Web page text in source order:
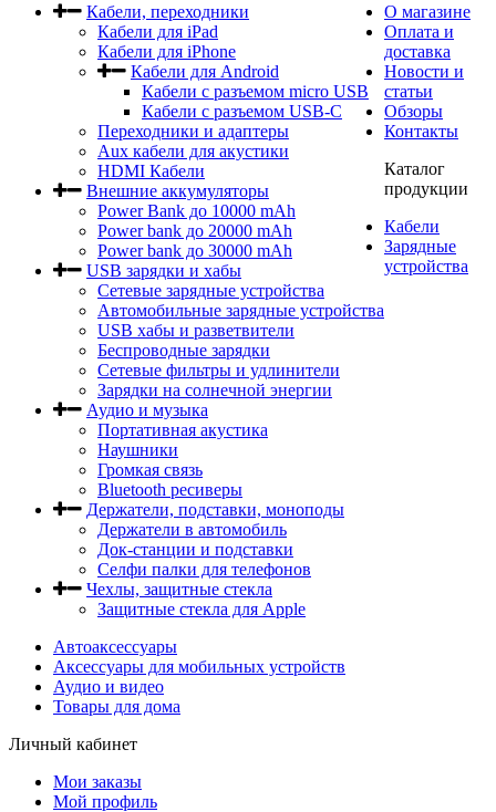
Кабели, переходники
Кабели для iPad
Кабели для iPhone
Кабели для Android
Кабели с разъемом micro USB
Кабели с разъемом USB-С
Переходники и адаптеры
Aux кабели для акустики
HDMI Кабели
Внешние аккумуляторы
Power Bank до 10000 mAh
Power bank до 20000 mAh
Power bank до 30000 mAh
USB зарядки и хабы
Сетевые зарядные устройства
Автомобильные зарядные устройства
USB хабы и разветвители
Беспроводные зарядки
Сетевые фильтры и удлинители
Зарядки на солнечной энергии
Аудио и музыка
Портативная акустика
Наушники
Громкая связь
Bluetooth ресиверы
Держатели, подставки, моноподы
Держатели в автомобиль
Док-станции и подставки
Селфи палки для телефонов
Чехлы, защитные стекла
Защитные стекла для Apple
О магазине
Оплата и
доставка
Новости и
статьи
Обзоры
Контакты
Каталог
продукции
Кабели
Зарядные
устройства
Автоаксессуары
Аксессуары для мобильных устройств
Аудио и видео
Товары для дома
Личный кабинет
Мои заказы
Мой профиль